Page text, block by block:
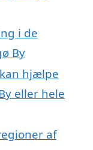
i de
By
hjælpe
eller hele
af